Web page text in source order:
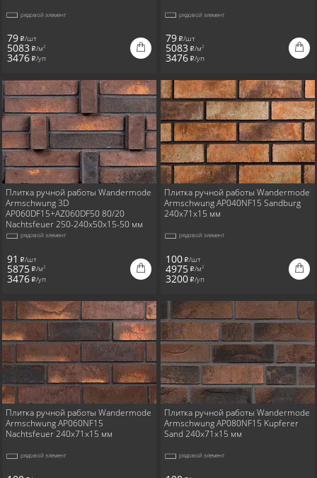
рядовой элемент
79 i/шт
5083 i/м2
3476 i/уп
рядовой элемент
79 i/шт
5083 i/м2
3476 i/уп
Плитка ручной работы Wandermode
Armschwung 3D
AP060DF15+AZ060DF50 80/20
Nachtsfeuer 250-240x50x15-50 мм
рядовой элемент
91 i/шт
5875 i/м2
3476 i/уп
Плитка ручной работы Wandermode
Armschwung AP040NF15 Sandburg
240x71x15 мм
рядовой элемент
100 i/шт
4975 i/м2
3200 i/уп
Плитка ручной работы Wandermode
Armschwung AP060NF15
Nachtsfeuer 240x71x15 мм
рядовой элемент
Плитка ручной работы Wandermode
Armschwung AP080NF15 Kupferer
Sand 240x71x15 мм
рядовой элемент